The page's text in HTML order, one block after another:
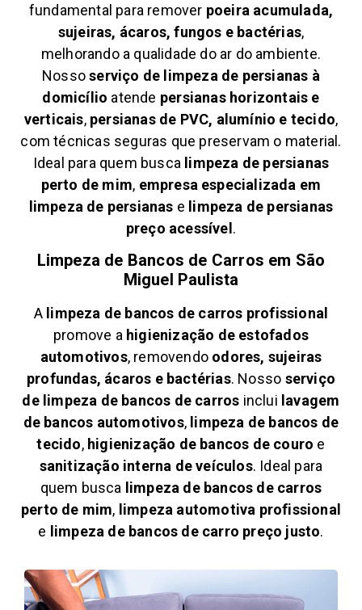
fundamental para remover poeira acumulada,
sujeiras, ácaros, fungos e bactérias,
melhorando a qualidade do ar do ambiente.
Nossoserviço de limpeza de persianas à
domicílio atende persianas horizontais e
verticais, persianas de PVC, alumínio e tecido,
com técnicas seguras que preservam o material.
Ideal para quem busca limpeza de persianas
perto de mim, empresa especializada em
limpeza de persianas e limpeza de persianas
preço acessível.
Limpeza de Bancos de Carros em São
Miguel Paulista
A limpeza de bancos de carros profissional
promove a higienização de estofados
automotivos, removendo odores, sujeiras
profundas, ácaros e bactérias. Nosso serviço
de limpeza de bancos de carros inclui lavagem
de bancos automotivos, limpeza de bancos de
tecido, higienização de bancos de couro e
sanitização interna de veículos. Ideal para
quem busca limpeza de bancos de carros
perto de mim, limpeza automotiva profissional
e limpeza de bancos de carro preço justo.